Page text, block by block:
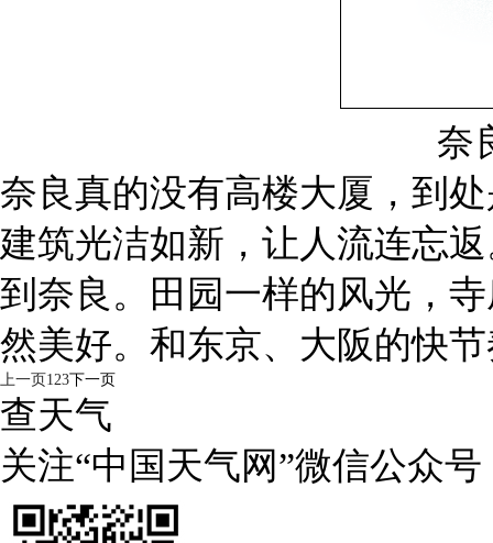
奈良真的没有高楼大厦，到
建筑光洁如新，让人流连忘
到奈良。田园一样的风光，
然美好。和东京、大阪的快
上一页123下一页
查天气
关注“中国天气网”微信公众号